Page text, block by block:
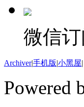
微信
Archiver|手机版|小黑屋|
Powered